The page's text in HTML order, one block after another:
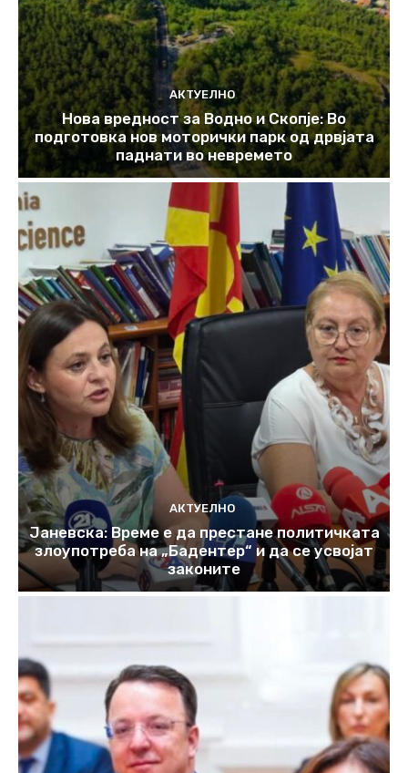
АКТУЕЛНО
Нова вредност за Водно и Скопје: Во
подготовка нов моторички парк од дрвјата
паднати во невремето
АКТУЕЛНО
Јаневска: Време е да престане политичката
злоупотреба на „Бадентер“ и да се усвојат
законите